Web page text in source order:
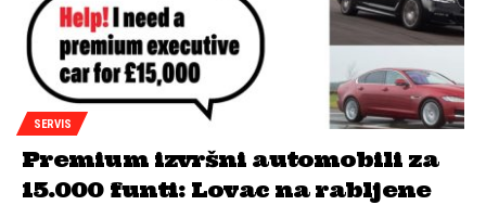
SERVIS
Premium izvršni automobili za
15.000 funti: Lovac na rabljene